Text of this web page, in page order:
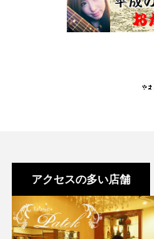
アクセスの多い店舗